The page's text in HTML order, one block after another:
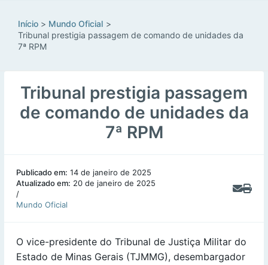
Início
Mundo Oficial
Tribunal prestigia passagem de comando de unidades da
7ª RPM
Tribunal prestigia passagem
de comando de unidades da
7ª RPM
Publicado em: 14 de janeiro de 2025
Atualizado em: 20 de janeiro de 2025
/
Mundo Oficial
O vice-presidente do Tribunal de Justiça Militar do
Estado de Minas Gerais (TJMMG), desembargador